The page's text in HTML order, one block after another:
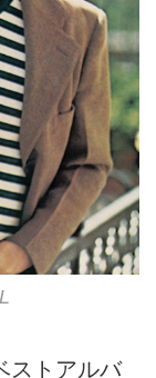
ストアルバ